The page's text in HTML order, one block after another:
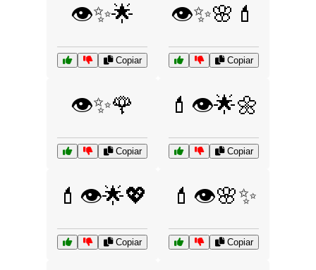
👁️✨🌟
Copiar
👁️✨🌸💄
Copiar
👁️✨🌹
Copiar
💄👁️🌟🌼
Copiar
💄👁️🌟💖
Copiar
💄👁️🌸✨
Copiar